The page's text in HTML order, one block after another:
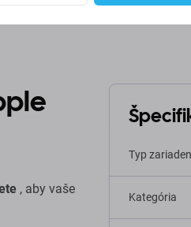
, aby vaše
Typ
Kategória